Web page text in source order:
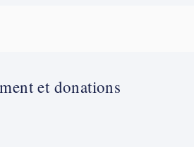
et donations